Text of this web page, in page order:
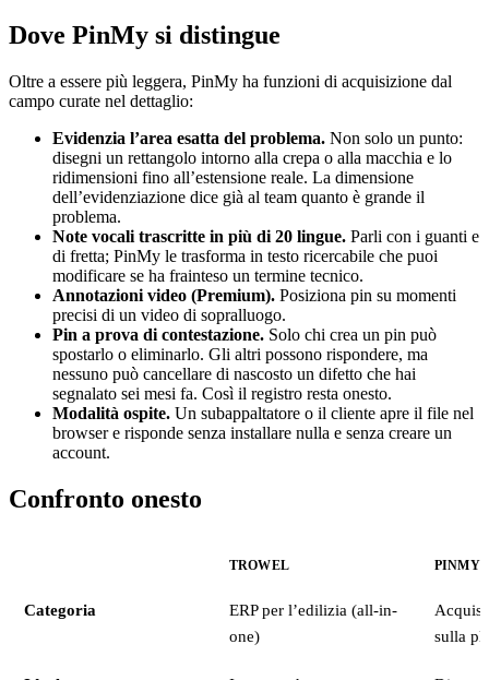
Dove PinMy si distingue
Oltre a essere più leggera, PinMy ha funzioni di acquisizione dal
campo curate nel dettaglio:
Evidenzia l’area esatta del problema. Non solo un punto:
disegni un rettangolo intorno alla crepa o alla macchia e lo
ridimensioni fino all’estensione reale. La dimensione
dell’evidenziazione dice già al team quanto è grande il
problema.
Note vocali trascritte in più di 20 lingue. Parli con i guanti e
di fretta; PinMy le trasforma in testo ricercabile che puoi
modificare se ha frainteso un termine tecnico.
Annotazioni video (Premium). Posiziona pin su momenti
precisi di un video di sopralluogo.
Pin a prova di contestazione. Solo chi crea un pin può
spostarlo o eliminarlo. Gli altri possono rispondere, ma
nessuno può cancellare di nascosto un difetto che hai
segnalato sei mesi fa. Così il registro resta onesto.
Modalità ospite. Un subappaltatore o il cliente apre il file nel
browser e risponde senza installare nulla e senza creare un
account.
Confronto onesto
TROWEL PINMY
Categoria
ERP per l’edilizia (all-in-
one)
sulla